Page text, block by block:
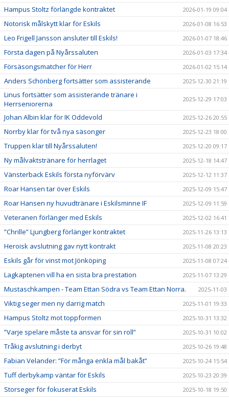
Hampus Stoltz förlängde kontraktet 2026-01-19 09:04
Notorisk målskytt klar för Eskils 2026-01-08 16:53
Leo Frigell Jansson ansluter till Eskils! 2026-01-07 18:46
Första dagen på Nyårssaluten 2026-01-03 17:34
Försäsongsmatcher för Herr 2026-01-02 15:14
Anders Schönberg fortsätter som assisterande 2025-12-30 21:19
Linus fortsätter som assisterande tränare i
Herrseniorerna
2025-12-29 17:03
Johan Albin klar för IK Oddevold 2025-12-26 20:55
Norrby klar för två nya säsonger 2025-12-23 18:00
Truppen klar till Nyårssaluten! 2025-12-20 09:17
Ny målvaktstränare för herrlaget 2025-12-18 14:47
Vänsterback Eskils första nyförvärv 2025-12-12 11:37
Roar Hansen tar över Eskils 2025-12-09 15:47
Roar Hansen ny huvudtränare i Eskilsminne IF 2025-12-09 11:59
Veteranen förlänger med Eskils 2025-12-02 16:41
”Chrille” Ljungberg förlänger kontraktet 2025-11-26 13:13
Heroisk avslutning gav nytt kontrakt 2025-11-08 20:23
Eskils går för vinst mot Jönköping 2025-11-08 07:24
Lagkaptenen vill ha en sista bra prestation 2025-11-07 13:29
Mustaschkampen - Team Ettan Södra vs Team Ettan Norra. 2025-11-03
Viktig seger men ny darrig match 2025-11-01 19:33
Hampus Stoltz mot toppformen 2025-10-31 13:32
”Varje spelare måste ta ansvar för sin roll” 2025-10-31 10:02
Tråkig avslutning i derbyt 2025-10-26 19:48
Fabian Velander: ”För många enkla mål bakåt” 2025-10-24 15:54
Tuff derbykamp väntar för Eskils 2025-10-23 20:39
Storseger för fokuserat Eskils 2025-10-18 19:50